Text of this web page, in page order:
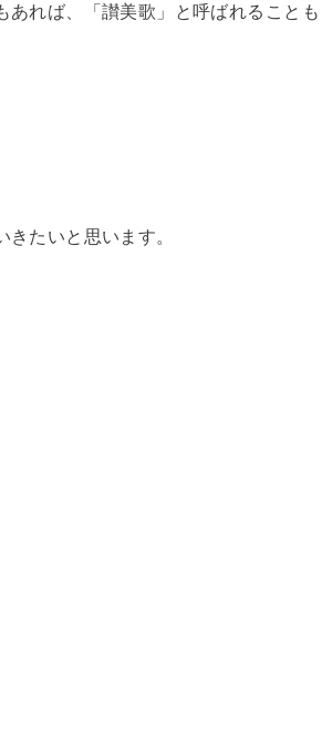
れば、「讃美歌」と呼ばれることも
たいと思います。